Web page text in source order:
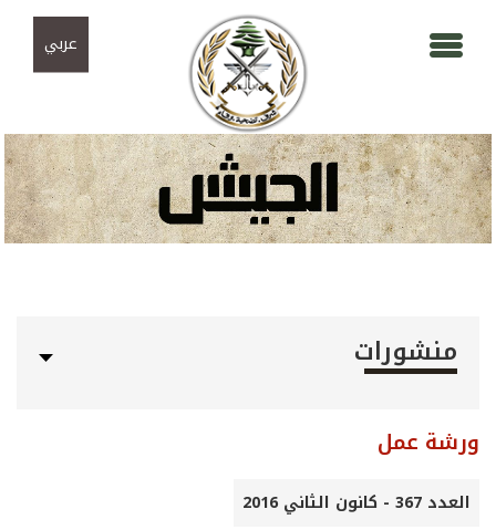
عربي
منشورات
ورشة عمل
العدد 367 - كانون الثاني 2016